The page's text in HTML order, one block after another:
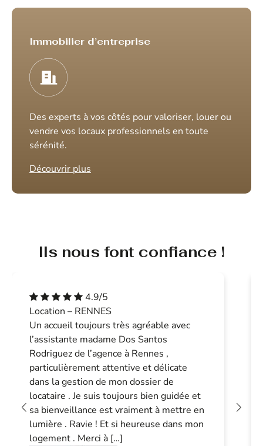
Immobilier d’entreprise
Des experts à vos côtés pour valoriser, louer ou
vendre vos locaux professionnels en toute
sérénité.
Découvrir plus
Ils nous font confiance !
4.9/5
Location – RENNES
Un accueil toujours très agréable avec
l’assistante madame Dos Santos
Rodriguez de l’agence à Rennes ,
particulièrement attentive et délicate
dans la gestion de mon dossier de
locataire . Je suis toujours bien guidée et
sa bienveillance est vraiment à mettre en
lumière . Ravie ! Et si heureuse dans mon
logement . Merci à […]